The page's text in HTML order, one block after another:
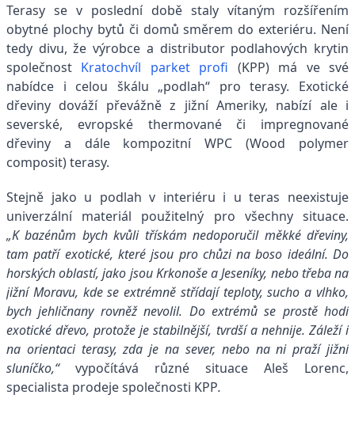
Terasy se v poslední době staly vítaným rozšířením
obytné plochy bytů či domů směrem do exteriéru. Není
tedy divu, že výrobce a distributor podlahových krytin
společnost Kratochvíl parket profi (KPP) má ve své
nabídce i celou škálu „podlah“ pro terasy. Exotické
dřeviny dováží převážně z jižní Ameriky, nabízí ale i
severské, evropské thermované či impregnované
dřeviny a dále kompozitní WPC (Wood polymer
composit) terasy.
Stejně jako u podlah v interiéru i u teras neexistuje
univerzální materiál použitelný pro všechny situace.
„K bazénům bych kvůli třískám nedoporučil měkké dřeviny,
tam patří exotické, které jsou pro chůzi na boso ideální. Do
horských oblastí, jako jsou Krkonoše a Jeseníky, nebo třeba na
jižní Moravu, kde se extrémně střídají teploty, sucho a vlhko,
bych jehličnany rovněž nevolil. Do extrémů se prostě hodí
exotické dřevo, protože je stabilnější, tvrdší a nehnije. Záleží i
na orientaci terasy, zda je na sever, nebo na ni praží jižní
sluníčko,“vypočítává různé situace Aleš Lorenc,
specialista prodeje společnosti KPP.